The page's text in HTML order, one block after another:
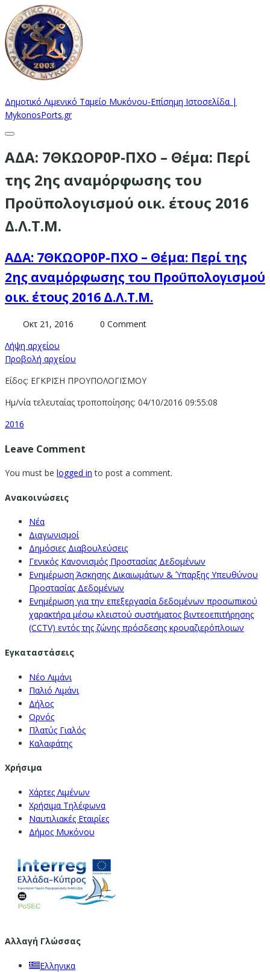
Δημοτικό Λιμενικό Ταμείο Μυκόνου-Επίσημη Ιστοσελίδα |
MykonosPorts.gr
ΑΔΑ: 7ΘΚΩΟΡ0Ρ-ΠΧΟ – Θέμα: Περί
της 2ης αναμόρφωσης του
Προϋπολογισμού οικ. έτους 2016
Δ.Λ.Τ.Μ.
ΑΔΑ: 7ΘΚΩΟΡ0Ρ-ΠΧΟ – Θέμα: Περί της
2ης αναμόρφωσης του Προϋπολογισμού
οικ. έτους 2016 Δ.Λ.Τ.Μ.
Οκτ 21, 2016
0 Comment
Λήψη αρχείου
Προβολή αρχείου
Είδος: ΕΓΚΡΙΣΗ ΠΡΟΥΠΟΛΟΓΙΣΜΟΥ
Ημ/νία τελευταίας τροποποίησης: 04/10/2016 09:55:08
2016
Leave Comment
You must be logged in to post a comment.
Ανακοινώσεις
Νέα
Διαγωνισμοί
Δημόσιες Διαβουλεύσεις
Γενικός Κανονισμός Προστασίας Δεδομένων
Ενημέρωση Άσκησης Δικαιωμάτων & Ύπαρξης Υπευθύνου
Προστασίας Δεδομένων
Ενημέρωση για την επεξεργασία δεδομένων προσωπικού
χαρακτήρα μέσω κλειστού συστήματος βιντεοεπιτήρησης
(CCTV) εντός της ζώνης πρόσδεσης κρουαζιερόπλοιων
Εγκαταστάσεις
Νέο Λιμάνι
Παλιό Λιμάνι
Δήλος
Ορνός
Πλατύς Γιαλός
Καλαφάτης
Χρήσιμα
Χάρτες Λιμένων
Χρήσιμα Τηλέφωνα
Ναυτιλιακές Εταιρίες
Δήμος Μυκόνου
Αλλαγή Γλώσσας
Ελληνικα